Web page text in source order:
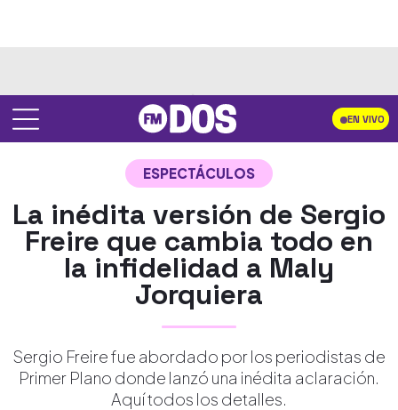
EN VIVO
ESPECTÁCULOS
La inédita versión de Sergio
Freire que cambia todo en
la infidelidad a Maly
Jorquiera
Sergio Freire fue abordado por los periodistas de
Primer Plano donde lanzó una inédita aclaración.
Aquí todos los detalles.